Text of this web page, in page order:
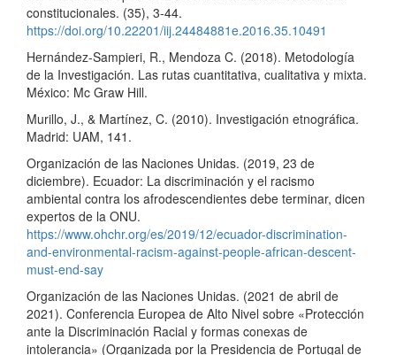
constitucionales. (35), 3-44.
https://doi.org/10.22201/iij.24484881e.2016.35.10491
Hernández-Sampieri, R., Mendoza C. (2018). Metodología
de la Investigación. Las rutas cuantitativa, cualitativa y mixta.
México: Mc Graw Hill.
Murillo, J., & Martínez, C. (2010). Investigación etnográfica.
Madrid: UAM, 141.
Organización de las Naciones Unidas. (2019, 23 de
diciembre). Ecuador: La discriminación y el racismo
ambiental contra los afrodescendientes debe terminar, dicen
expertos de la ONU.
https://www.ohchr.org/es/2019/12/ecuador-discrimination-
and-environmental-racism-against-people-african-descent-
must-end-say
Organización de las Naciones Unidas. (2021 de abril de
2021). Conferencia Europea de Alto Nivel sobre «Protección
ante la Discriminación Racial y formas conexas de
intolerancia» (Organizada por la Presidencia de Portugal de